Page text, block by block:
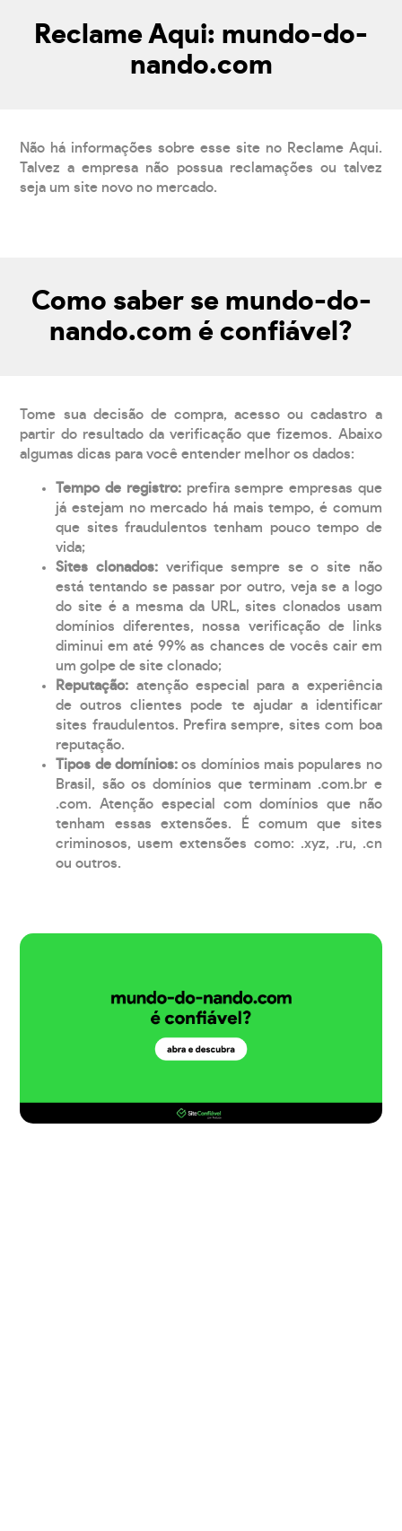
Reclame Aqui: mundo-do-
nando.com
Não há informações sobre esse site no Reclame Aqui.
Talvez a empresa não possua reclamações ou talvez
seja um site novo no mercado.
Como saber se mundo-do-
nando.com é confiável?
Tome sua decisão de compra, acesso ou cadastro a
partir do resultado da verificação que fizemos. Abaixo
algumas dicas para você entender melhor os dados:
Tempo de registro: prefira sempre empresas que
já estejam no mercado há mais tempo, é comum
que sites fraudulentos tenham pouco tempo de
vida;
Sites clonados: verifique sempre se o site não
está tentando se passar por outro, veja se a logo
do site é a mesma da URL, sites clonados usam
domínios diferentes, nossa verificação de links
diminui em até 99% as chances de vocês cair em
um golpe de site clonado;
Reputação: atenção especial para a experiência
de outros clientes pode te ajudar a identificar
sites fraudulentos. Prefira sempre, sites com boa
reputação.
Tipos de domínios:os domínios mais populares no
Brasil, são os domínios que terminam .com.br e
.com. Atenção especial com domínios que não
tenham essas extensões. É comum que sites
criminosos, usem extensões como: .xyz, .ru, .cn
ou outros.